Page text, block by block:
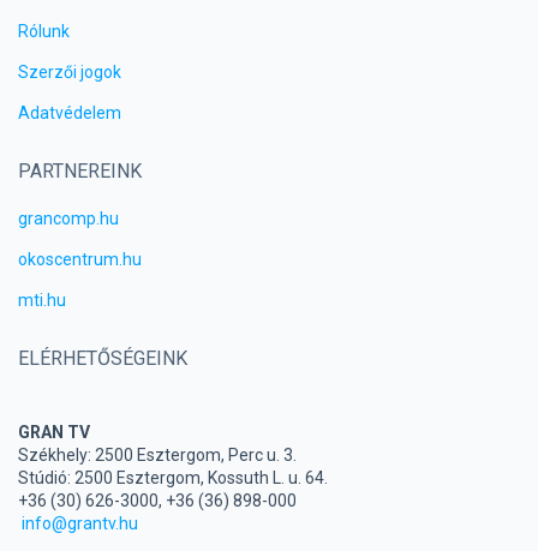
Rólunk
Szerzői jogok
Adatvédelem
PARTNEREINK
grancomp.hu
okoscentrum.hu
mti.hu
ELÉRHETŐSÉGEINK
GRAN TV
Székhely: 2500 Esztergom, Perc u. 3.
Stúdió: 2500 Esztergom, Kossuth L. u. 64.
+36 (30) 626-3000, +36 (36) 898-000
info@grantv.hu